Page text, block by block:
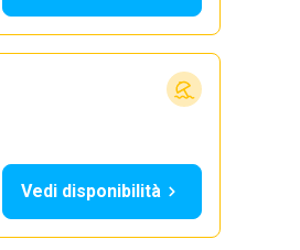
Vedi disponibilità